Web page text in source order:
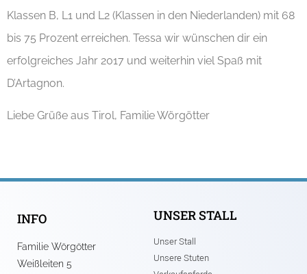
Klassen B, L1 und L2 (Klassen in den Niederlanden) mit 68
bis 75 Prozent erreichen. Tessa wir wünschen dir ein
erfolgreiches Jahr 2017 und weiterhin viel Spaß mit
D’Artagnon.
Liebe Grüße aus Tirol, Familie Wörgötter
INFO
Familie Wörgötter
Weißleiten 5
UNSER STALL
Unser Stall
Unsere Stuten